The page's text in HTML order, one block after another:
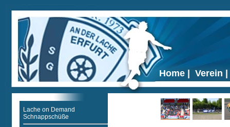
Home Verein
Lache on Demand
Schnappschüße